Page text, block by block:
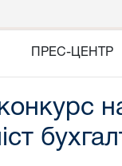
ПРЕС-ЦЕНТР